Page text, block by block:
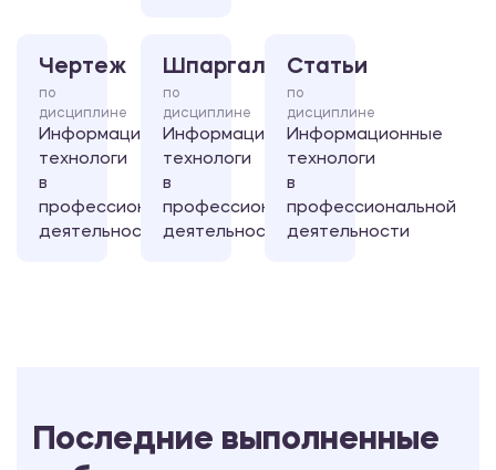
Чертеж
по
дисциплине
Информационные
технологи
в
профессиональной
деятельности
Шпаргалка
по
дисциплине
Информационные
технологи
в
профессиональной
деятельности
Статьи
по
дисциплине
Информационные
технологи
в
профессиональной
деятельности
Последние выполненные